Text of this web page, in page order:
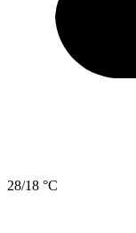
28/18 °C